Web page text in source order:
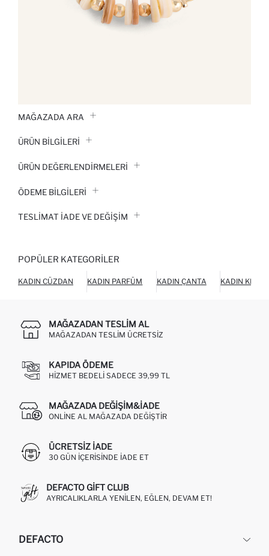
MAĞAZADA ARA
ÜRÜN BILGILERI
ÜRÜN DEĞERLENDİRMELERİ
ÖDEME BİLGİLERİ
TESLIMAT İADE VE DEĞIŞIM
POPÜLER KATEGORILER
KADIN CÜZDAN KADIN PARFÜM KADIN ÇANTA KADIN
MAĞAZADAN TESLIM AL
MAĞAZADAN TESLIM ÜCRETSIZ
KAPIDA ÖDEME
HIZMET BEDELI SADECE 39,99 TL
MAĞAZADA DEĞIŞIM&İADE
ONLINE AL MAĞAZADA DEĞIŞTIR
ÜCRETSIZ IADE
30 GÜN IÇERISINDE IADE ET
DEFACTO GIFT CLUB
AYRICALIKLARLA YENILEN, EĞLEN, DEVAM ET!
DEFACTO